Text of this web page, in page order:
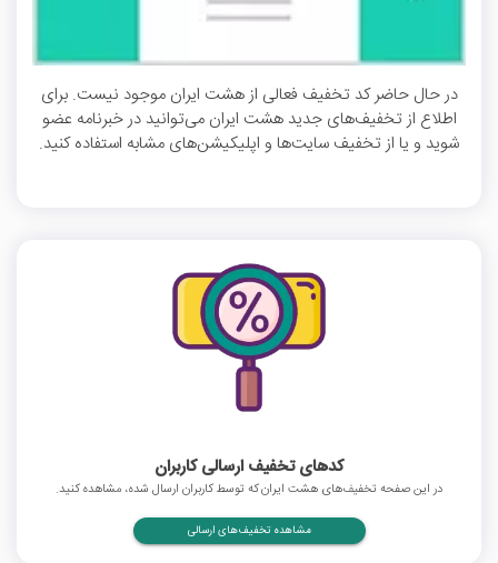
در حال حاضر کد تخفیف فعالی از هشت ایران موجود نیست. برای
اطلاع از تخفیف‌های جدید هشت ایران می‌توانید در خبرنامه عضو
شوید و یا از تخفیف سایت‌ها و اپلیکیشن‌های مشابه استفاده کنید.
کدهای تخفیف ارسالی کاربران
در این صفحه تخفیف‌های هشت ایران که توسط کاربران ارسال شده، مشاهده کنید.
مشاهده تخفیف‌های ارسالی